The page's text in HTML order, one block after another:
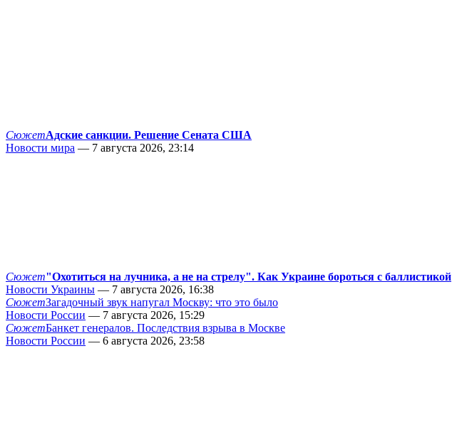
СюжетАдские санкции. Решение Сената США
Новости мира — 7 августа 2026, 23:14
Сюжет"Охотиться на лучника, а не на стрелу". Как Украине бороться с баллистикой
Новости Украины — 7 августа 2026, 16:38
СюжетЗагадочный звук напугал Москву: что это было
Новости России — 7 августа 2026, 15:29
СюжетБанкет генералов. Последствия взрыва в Москве
Новости России — 6 августа 2026, 23:58